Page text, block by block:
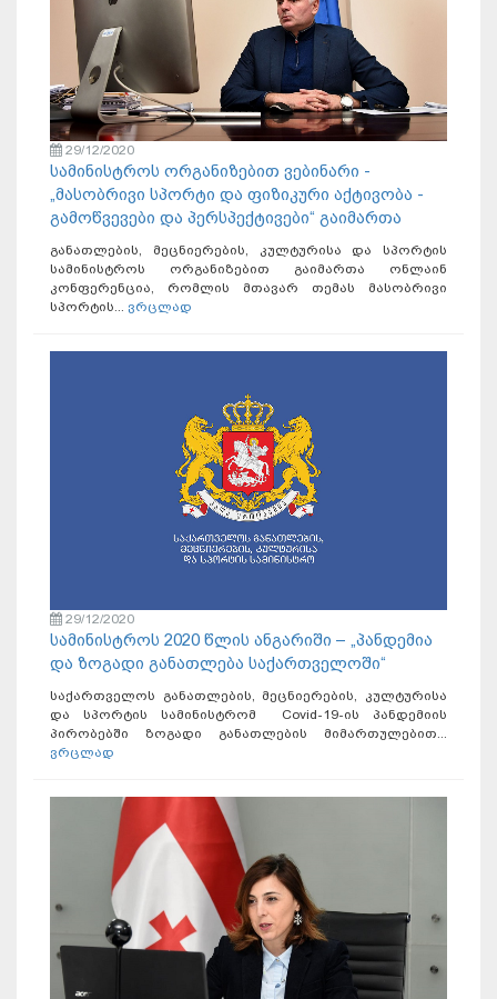
29/12/2020
სამინისტროს ორგანიზებით ვებინარი -
„მასობრივი სპორტი და ფიზიკური აქტივობა -
გამოწვევები და პერსპექტივები“ გაიმართა
განათლების, მეცნიერების, კულტურისა და სპორტის
სამინისტროს ორგანიზებით გაიმართა ონლაინ
კონფერენცია, რომლის მთავარ თემას მასობრივი
სპორტის... ვრცლად
29/12/2020
სამინისტროს 2020 წლის ანგარიში – „პანდემია
და ზოგადი განათლება საქართველოში“
საქართველოს განათლების, მეცნიერების, კულტურისა
და სპორტის სამინისტრომ Covid-19-ის პანდემიის
პირობებში ზოგადი განათლების მიმართულებით...
ვრცლად